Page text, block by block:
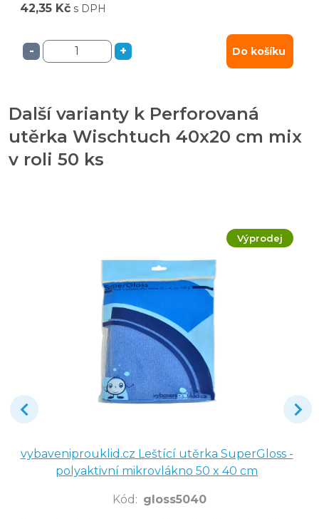
42,35 Kč s DPH
- + Do košíku
Další varianty k Perforovaná
utěrka Wischtuch 40x20 cm mix
v roli 50 ks
Výprodej
vybaveniprouklid.cz Leštící utěrka SuperGloss -
polyaktivní mikrovlákno 50 x 40 cm
Kód : gloss5040